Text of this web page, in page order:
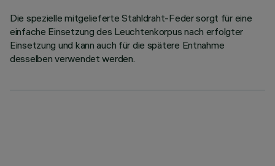
Die spezielle mitgelieferte Stahldraht-Feder sorgt für eine
einfache Einsetzung des Leuchtenkorpus nach erfolgter
Einsetzung und kann auch für die spätere Entnahme
desselben verwendet werden.